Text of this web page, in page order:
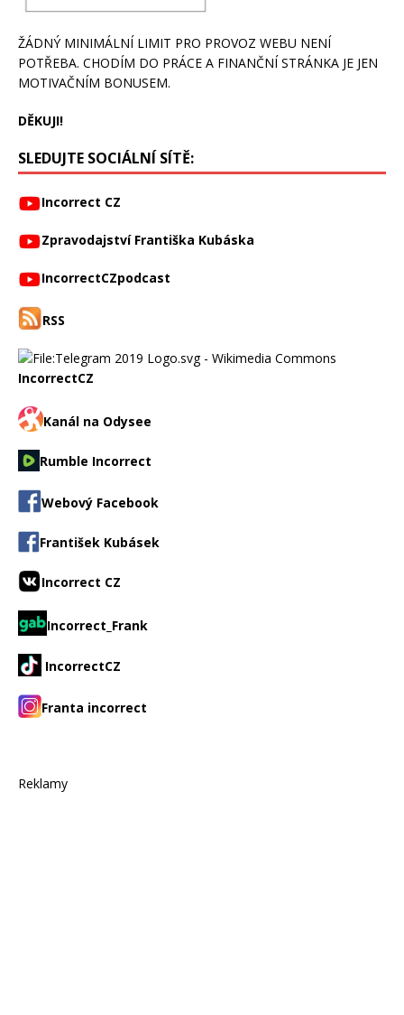
ŽÁDNÝ MINIMÁLNÍ LIMIT PRO PROVOZ WEBU NENÍ
POTŘEBA. CHODÍM DO PRÁCE A FINANČNÍ STRÁNKA JE JEN
MOTIVAČNÍM BONUSEM.
DĚKUJI!
SLEDUJTE SOCIÁLNÍ SÍTĚ:
Incorrect CZ
Zpravodajství Františka Kubáska
IncorrectCZpodcast
RSS
IncorrectCZ
Kanál na Odysee
Rumble Incorrect
Webový Facebook
František Kubásek
Incorrect CZ
Incorrect_Frank
IncorrectCZ
Franta incorrect
Reklamy